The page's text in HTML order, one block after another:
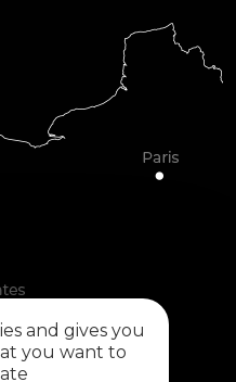
and gives you
you want to